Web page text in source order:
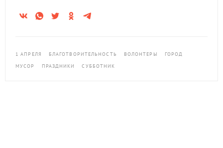
1 АПРЕЛЯ БЛАГОТВОРИТЕЛЬНОСТЬ ВОЛОНТЕРЫ
ГОРОД
МУСОР
ПРАЗДНИКИ СУББОТНИК